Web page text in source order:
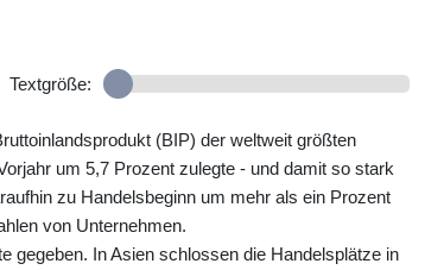
Textgröße:
(BIP) der weltweit größten
um 5,7 Prozent zulegte - und damit so stark
zu Handelsbeginn um mehr als ein Prozent
von Unternehmen.
gegeben. In Asien schlossen die Handelsplätze in